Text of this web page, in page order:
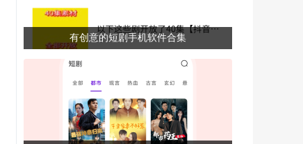
有创意的短剧手机软件合集